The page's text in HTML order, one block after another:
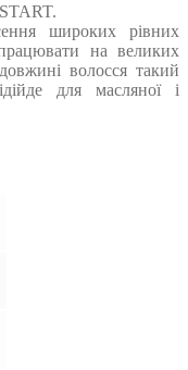
широких рівних
на великих
волосся такий
для масляної і